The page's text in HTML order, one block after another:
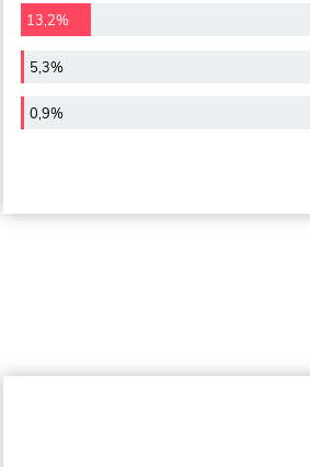
13,2%
5,3%
0,9%